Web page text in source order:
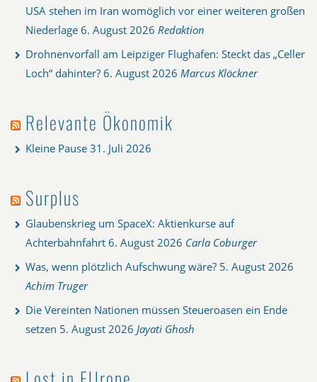
USA stehen im Iran womöglich vor einer weiteren großen
Niederlage 6. August 2026 Redaktion
Drohnenvorfall am Leipziger Flughafen: Steckt das „Celler
Loch“ dahinter? 6. August 2026 Marcus Klöckner
Relevante Ökonomik
Kleine Pause 31. Juli 2026
Surplus
Glaubenskrieg um SpaceX: Aktienkurse auf
Achterbahnfahrt 6. August 2026 Carla Coburger
Was, wenn plötzlich Aufschwung wäre? 5. August 2026
Achim Truger
Die Vereinten Nationen müssen Steueroasen ein Ende
setzen 5. August 2026 Jayati Ghosh